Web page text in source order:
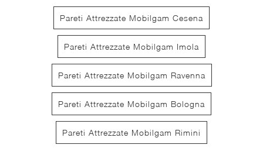
Pareti Attrezzate Mobilgam Cesena
Pareti Attrezzate Mobilgam Imola
Pareti Attrezzate Mobilgam Ravenna
Pareti Attrezzate Mobilgam Bologna
Pareti Attrezzate Mobilgam Rimini